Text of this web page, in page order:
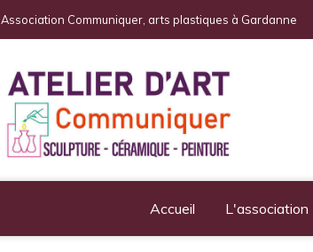
Association Communiquer, arts plastiques à Gardanne
Accueil L'association